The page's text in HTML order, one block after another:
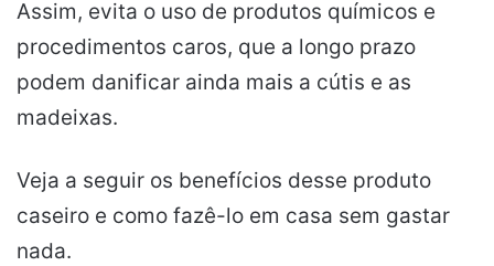
Assim, evita o uso de produtos químicos e
procedimentos caros, que a longo prazo
podem danificar ainda mais a cútis e as
madeixas.
Veja a seguir os benefícios desse produto
caseiro e como fazê-lo em casa sem gastar
nada.